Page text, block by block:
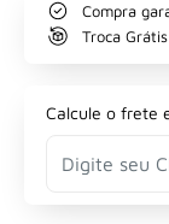
Compra
Troca
Calcule o frete